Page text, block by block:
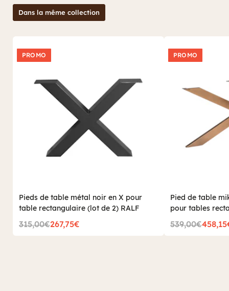
Dans la même collection
PROMO
Pieds de table métal noir en X pour
table rectangulaire (lot de 2) RALF
315,00€267,75€
PROMO
Pied de table
pour tables
200 à 240 cm
539,00€